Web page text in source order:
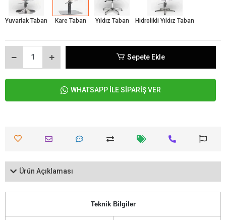
Yuvarlak Taban Kare Taban Yıldız Taban Hidrolikli Yıldız Taban
Sepete Ekle
WHATSAPP İLE SİPARİŞ VER
Ürün Açıklaması
Teknik Bilgiler